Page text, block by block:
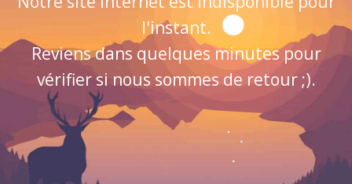
l'instant.
Reviens dans quelques minutes pour
vérifier si nous sommes de retour ;).